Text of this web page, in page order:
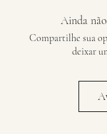
Ainda
Compartilhe sua
deixar